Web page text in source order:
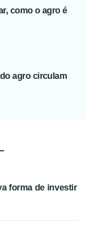
como o agro é
agro circulam
forma de investir